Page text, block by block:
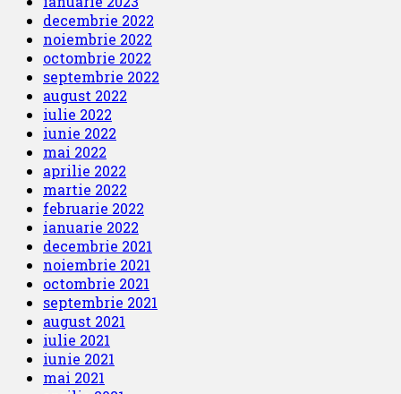
decembrie 2022
noiembrie 2022
octombrie 2022
septembrie 2022
august 2022
iulie 2022
iunie 2022
mai 2022
aprilie 2022
martie 2022
februarie 2022
ianuarie 2022
decembrie 2021
noiembrie 2021
octombrie 2021
septembrie 2021
august 2021
iulie 2021
iunie 2021
mai 2021